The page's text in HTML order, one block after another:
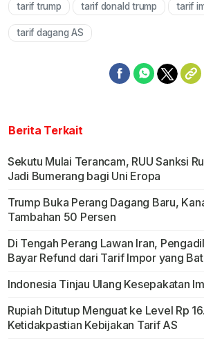
tarif trump tarif donald trump tarif
tarif dagang AS
Berita Terkait
Sekutu Mulai Terancam, RUU Sanksi
Jadi Bumerang bagi Uni Eropa
Trump Buka Perang Dagang Baru,
Tambahan 50 Persen
Di Tengah Perang Lawan Iran,
Bayar Refund dari Tarif Impor yang
Indonesia Tinjau Ulang Kesepakatan
Rupiah Ditutup Menguat ke Level Rp
Ketidakpastian Kebijakan Tarif AS